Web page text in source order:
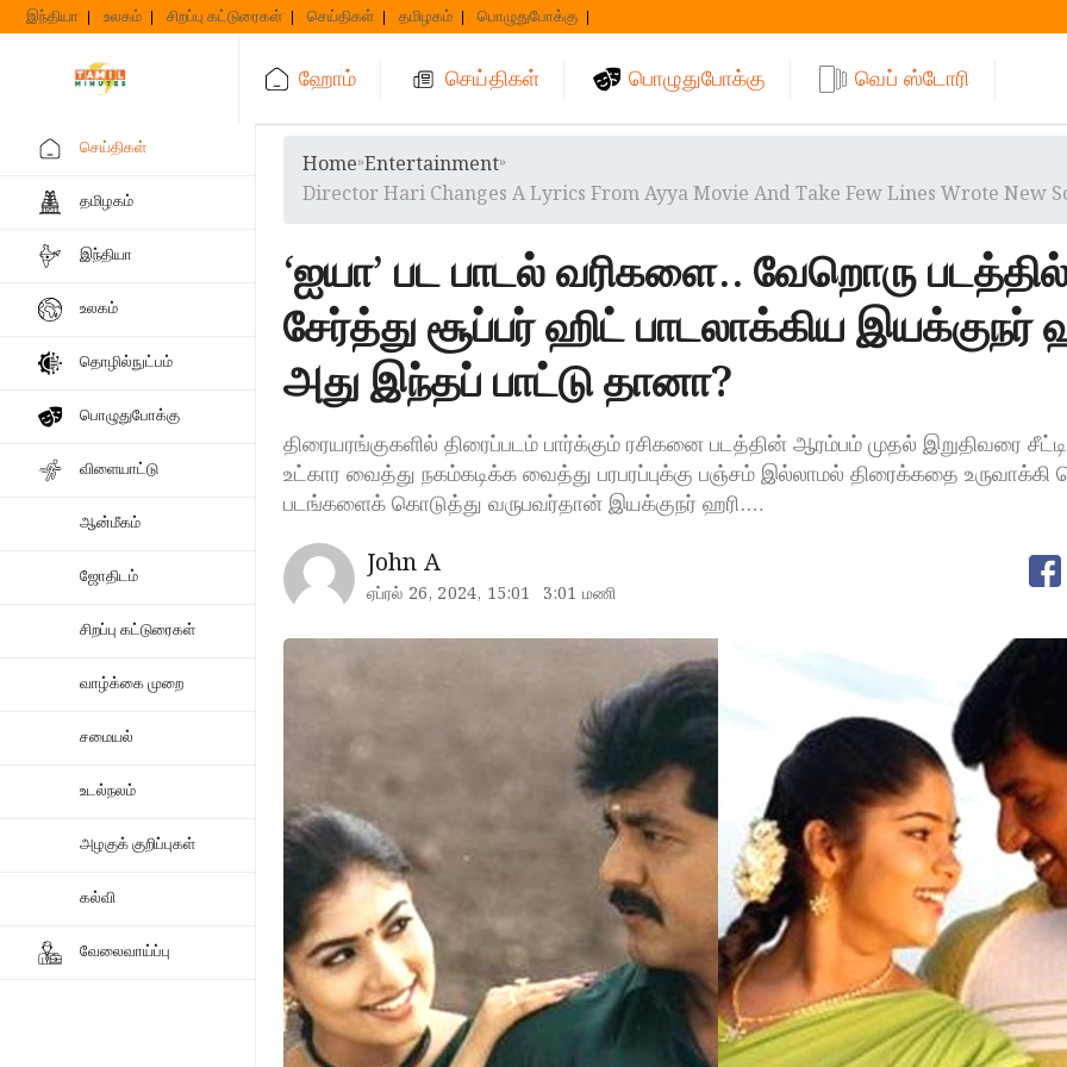
Skip
to
இந்தியா உலகம் சிறப்பு கட்டுரைகள் செய்திகள் தமிழகம் பொழுதுபோக்கு
ஹோம் செய்திகள் பொழுதுபோக்கு வெப் ஸ்டோரி
செய்திகள்
தமிழகம்
இந்தியா
உலகம்
தொழில்நுட்பம்
பொழுதுபோக்கு
விளையாட்டு
ஆன்மீகம்
ஜோதிடம்
சிறப்பு கட்டுரைகள்
வாழ்க்கை முறை
சமையல்
உடல்நலம்
அழகுக் குறிப்புகள்
கல்வி
வேலைவாய்ப்பு
Home»Entertainment»
Director Hari Changes A Lyrics From Ayya Movie And Take Few Lines Wrote New
‘ஐயா’ பட பாடல் வரிகளை.. வேறொரு
சேர்த்து சூப்பர் ஹிட் பாடலாக்கிய இயக்குநர்
அது இந்தப் பாட்டு தானா?
திரையரங்குகளில் திரைப்படம் பார்க்கும் ரசிகனை படத்தின் ஆரம்பம் முதல் இறுதிவரை
உட்கார வைத்து நகம்கடிக்க வைத்து பரபரப்புக்கு பஞ்சம் இல்லாமல் திரைக்கதை உருவாக்கி
படங்களைக் கொடுத்து வருபவர்தான் இயக்குநர் ஹரி.…
John A
ஏப்ரல் 26, 2024, 15:01 3:01 மணி